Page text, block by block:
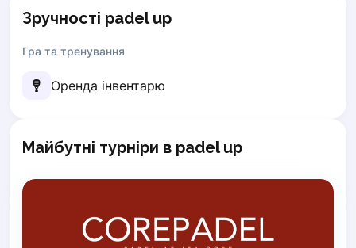
Dnipro
Ivano-Frankivsk
Kharkiv
Kryvyi Rih
Rivne
Зручності padel up
Гра та тренування
Оренда інвентарю
Майбутні турніри в padel up